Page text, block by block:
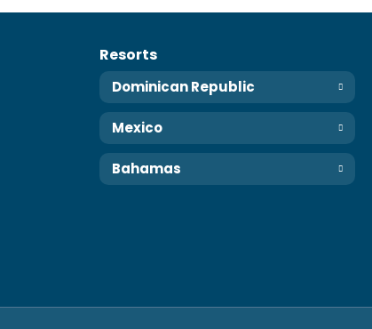
Resorts
Dominican Republic
Mexico
Bahamas